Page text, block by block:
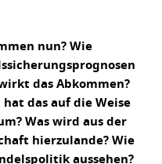
nun? Wie
das Abkommen?
das auf die Weise
Was wird aus der
hierzulande? Wie
aussehen?